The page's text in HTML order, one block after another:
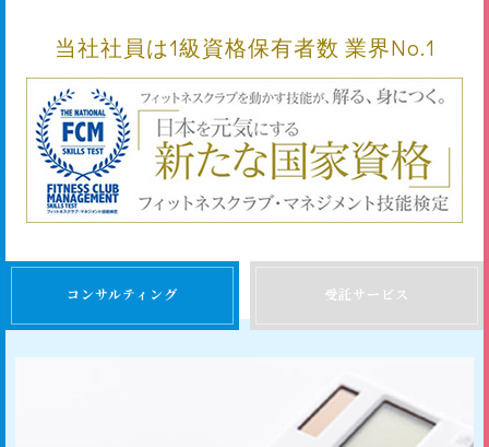
当社社員は1級資格保有者数 業界No.1
コンサルティング 受託サービス